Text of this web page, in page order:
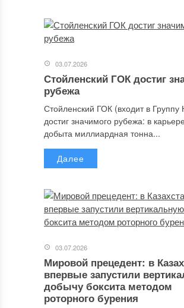
03.07.2026
Стойленский ГОК достиг
рубежа
Стойленский ГОК (входит в
достиг значимого рубежа: в
добыта миллиардная тонна...
Далее
03.07.2026
Мировой прецедент: в
впервые запустили
добычу боксита методом
роторного бурения